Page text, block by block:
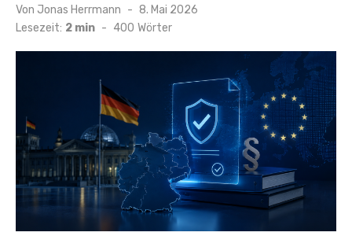
Von Jonas Herrmann
Veröffentlicht
am
8. Mai 2026
Lesezeit: 2 min - 400 Wörter